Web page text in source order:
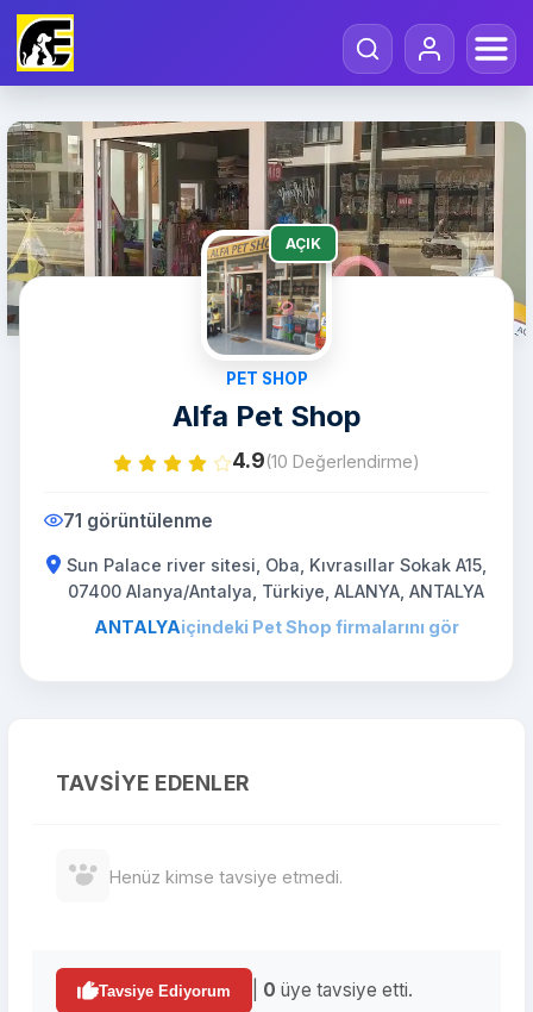
AÇIK
PET SHOP
Alfa Pet Shop
4.9(10 Değerlendirme)
71 görüntülenme
Sun Palace river sitesi, Oba, Kıvrasıllar Sokak A15,
07400 Alanya/Antalya, Türkiye, ALANYA, ANTALYA
ANTALYAiçindeki Pet Shop firmalarını gör
TAVSIYE EDENLER
Henüz kimse tavsiye etmedi.
Tavsiye Ediyorum 0 üye tavsiye etti.